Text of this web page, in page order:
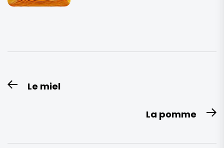
Navigation
de
PreviousLe miel
La pomme